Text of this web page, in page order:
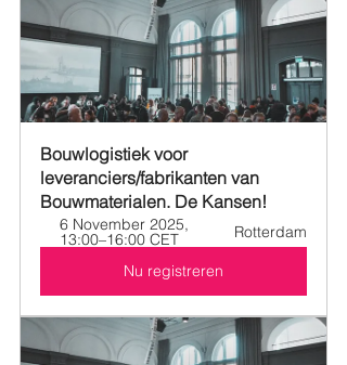
Bouwlogistiek voor
leveranciers/fabrikanten van
Bouwmaterialen. De Kansen!
6 November 2025,
13:00–16:00 CET
Rotterdam
Nu registreren